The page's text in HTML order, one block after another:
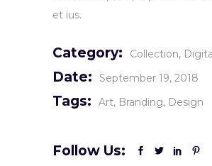
et ius.
Category: Collection
Date: September 19, 2018
Tags: Art Branding Design
Follow Us: